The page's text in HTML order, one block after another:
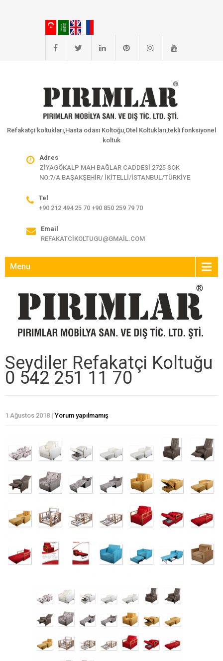
Refakatçi koltukları,Hasta odası Koltoğu,Otel Koltukları,tekli fonksiyonel
koltuk
Adres
ZİYAGÖKALP MAH BAĞLAR CADDESİ 2725 SOK
NO:7/A BAŞAKŞEHİR/ İKİTELLİ/İSTANBUL/TÜRKİYE
Tel
+90 212 494 25 70 +90 850 259 79 70
Email
REFAKATCIKOLTUGU@GMAIL.COM
Menu
Seydiler Refakatçi Koltuğu
0 542 251 11 70
1 Ağustos 2018 | Yorum yapılmamış